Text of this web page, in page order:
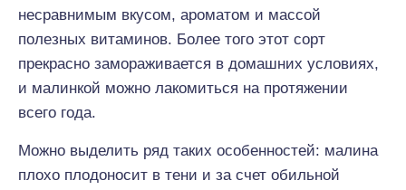
несравнимым вкусом, ароматом и массой
полезных витаминов. Более того этот сорт
прекрасно замораживается в домашних условиях,
и малинкой можно лакомиться на протяжении
всего года.
Можно выделить ряд таких особенностей: малина
плохо плодоносит в тени и за счет обильной